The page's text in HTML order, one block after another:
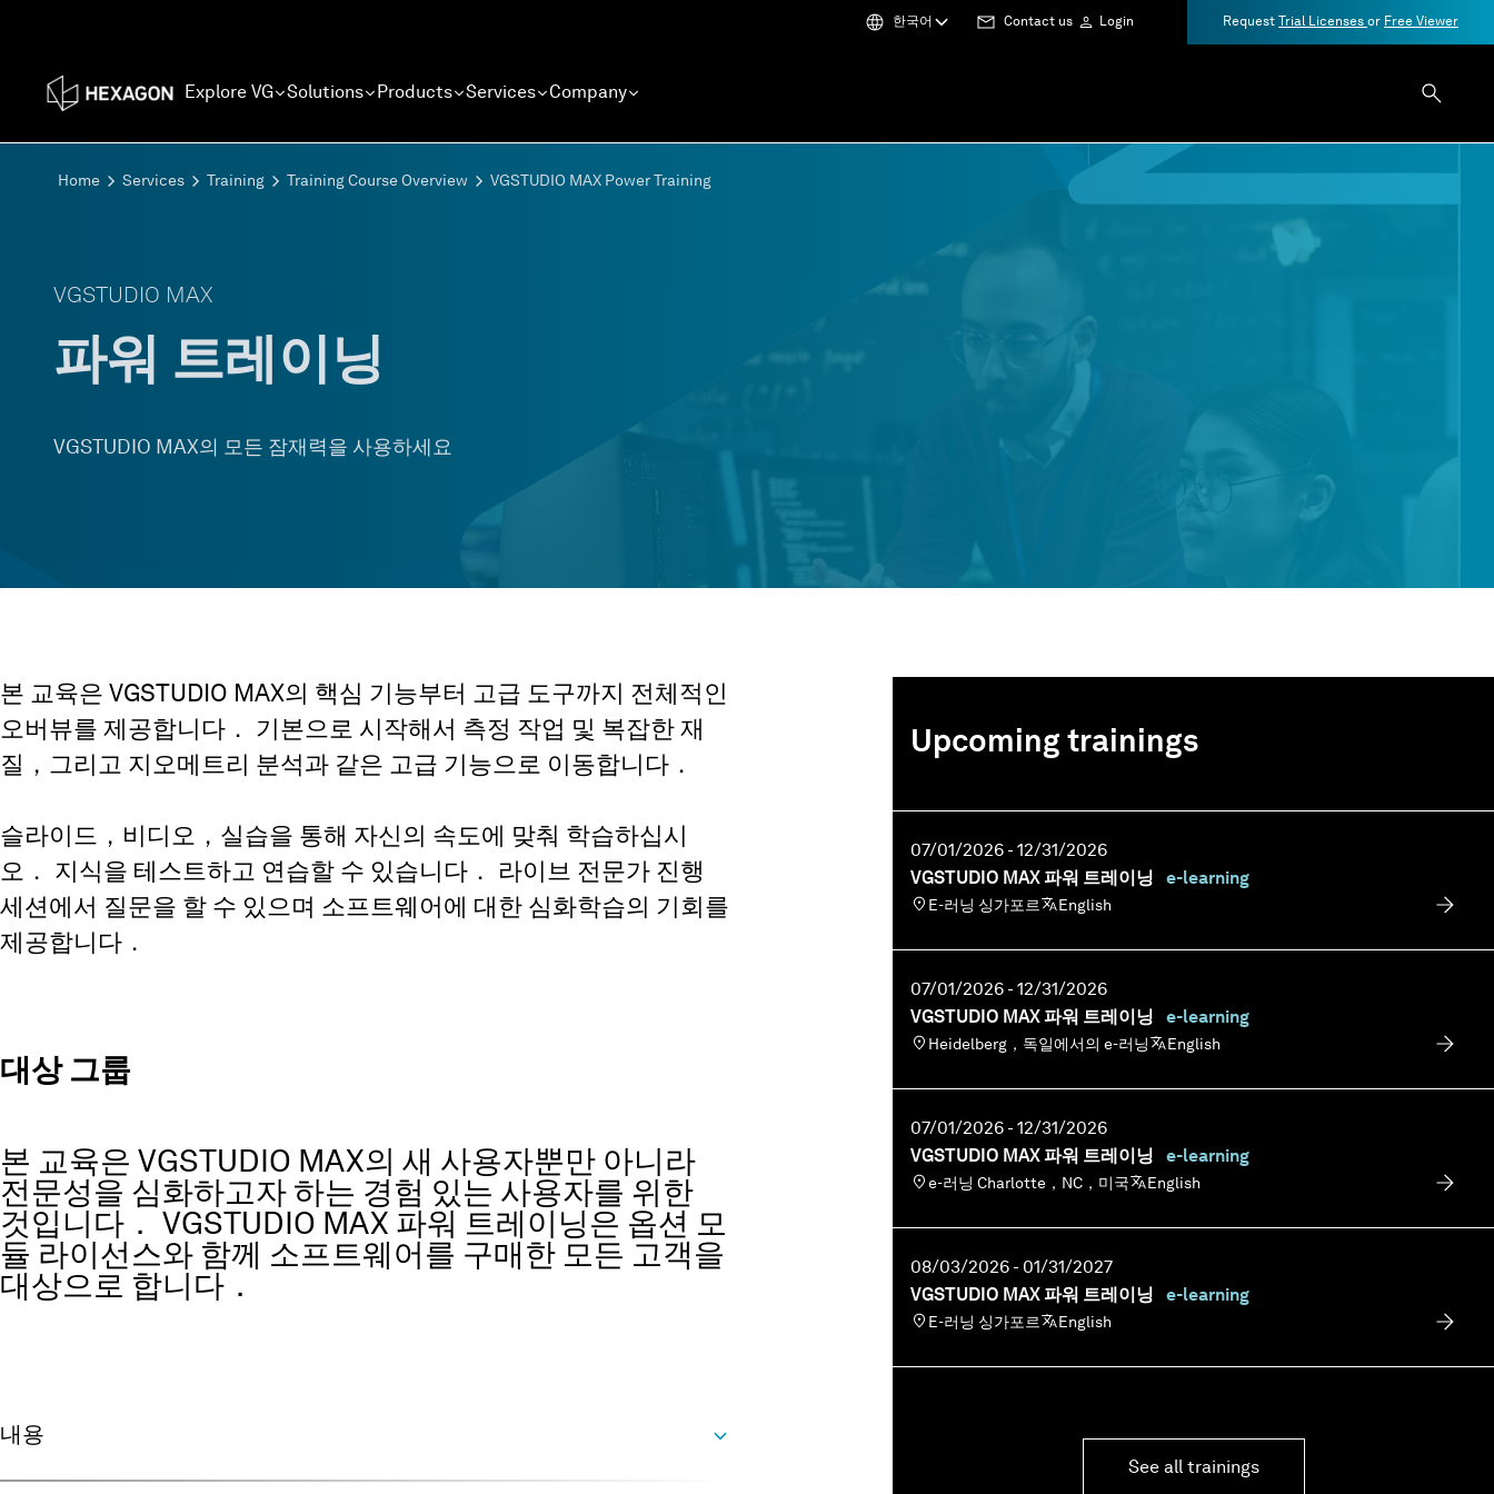
한국어 Contact us Login Request Trial Licenses or Free Viewer
Explore VG Solutions Products Services Company
Home Services Training Training Course Overview VGSTUDIO MAX Power Training
VGSTUDIO MAX
파워 트레이닝
VGSTUDIO MAX의 모든 잠재력을 사용하세요
본 교육은 VGSTUDIO MAX의 핵심 기능부터 고급 도구까지 전체적인
오버뷰를 제공합니다． 기본으로 시작해서 측정 작업 및 복잡한 재
질，그리고 지오메트리 분석과 같은 고급 기능으로 이동합니다．
슬라이드，비디오，실습을 통해 자신의 속도에 맞춰 학습하십시
오． 지식을 테스트하고 연습할 수 있습니다． 라이브 전문가 진행
세션에서 질문을 할 수 있으며 소프트웨어에 대한 심화학습의 기회를
제공합니다．
대상 그룹
본 교육은 VGSTUDIO MAX의 새 사용자뿐만 아니라
전문성을 심화하고자 하는 경험 있는 사용자를 위한
것입니다． VGSTUDIO MAX 파워 트레이닝은 옵션 모
듈 라이선스와 함께 소프트웨어를 구매한 모든 고객을
대상으로 합니다．
내용
Upcoming trainings
07/01/2026 - 12/31/2026
VGSTUDIO MAX 파워 트레이닝
e-learning
E-러닝 싱가포르 English
07/01/2026 - 12/31/2026
VGSTUDIO MAX 파워 트레이닝
e-learning
Heidelberg，독일에서의 e-러닝 English
07/01/2026 - 12/31/2026
VGSTUDIO MAX 파워 트레이닝
e-learning
e-러닝 Charlotte，NC，미국 English
08/03/2026 - 01/31/2027
VGSTUDIO MAX 파워 트레이닝
e-learning
E-러닝 싱가포르 English
See all trainings